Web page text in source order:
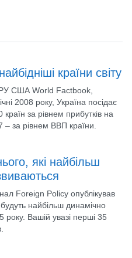
країни світу
США World Factbook,
2008 року, Україна посідає
за рівнем прибутків на
– за рівнем ВВП країни.
які найбільш
Foreign Policy опублікував
будуть найбільш динамічно
року. Вашій увазі перші 35